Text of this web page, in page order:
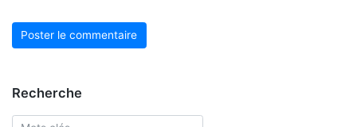
Recherche